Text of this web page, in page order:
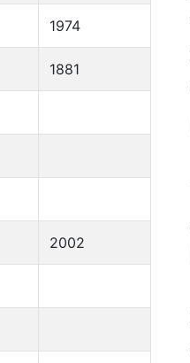
1974
1881
2002